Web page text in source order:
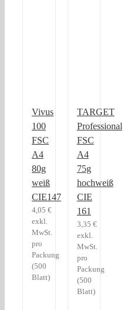
Vivus
100
FSC
A4
80g
weiß
CIE147
4,05 €
exkl.
MwSt.
pro
Packung
(500
Blatt)
TARGET
Professional
FSC
A4
75g
hochweiß
CIE
161
3,35 €
exkl.
MwSt.
pro
Packung
(500
Blatt)